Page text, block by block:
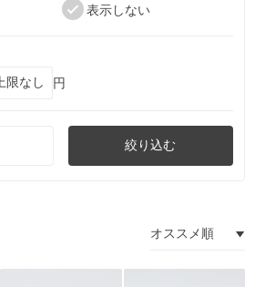
表示しない
円
絞り込む